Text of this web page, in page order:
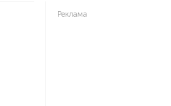
Реклама